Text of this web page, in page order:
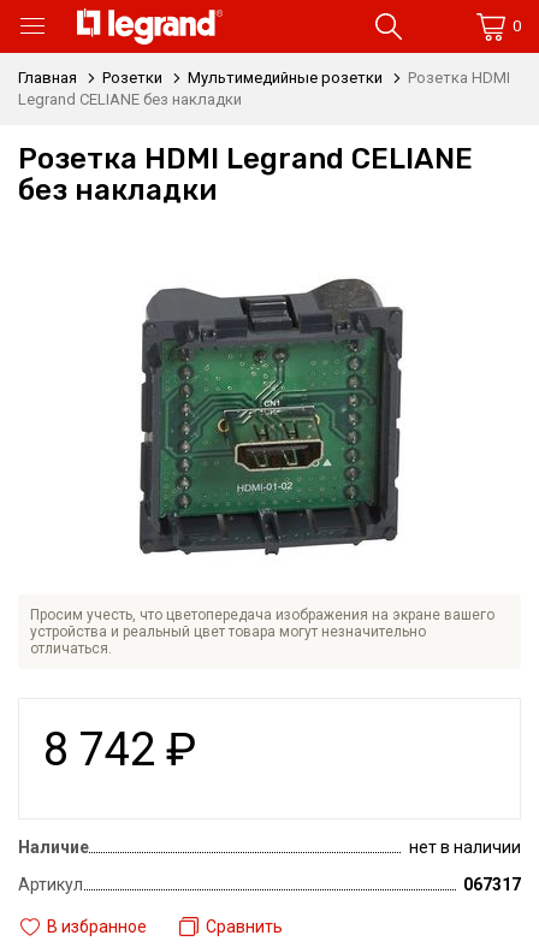
0
Главная Розетки Мультимедийные розетки
Розетка HDMI
Legrand CELIANE без накладки
Розетка HDMI Legrand CELIANE
без накладки
Просим учесть, что цветопередача изображения на экране вашего
устройства и реальный цвет товара могут незначительно
отличаться.
8 742 ₽
Наличие
нет в наличии
Артикул
067317
В избранное Сравнить